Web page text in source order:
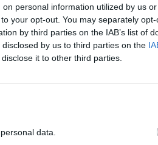
personal information utilized by us
your opt-out. You may separately
by third parties on the IAB’s list of
by us to third parties on the
it to other third parties.
data.
treballadors però crec
en mica anirà tornant a
projectes i treballar
aquest sentit, diu que
la imatge de la
alt i tot plegat